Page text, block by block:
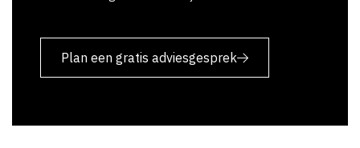
Plan een gratis adviesgesprek